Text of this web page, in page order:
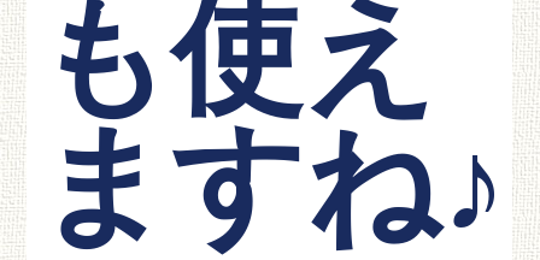
も使え
ますね♪